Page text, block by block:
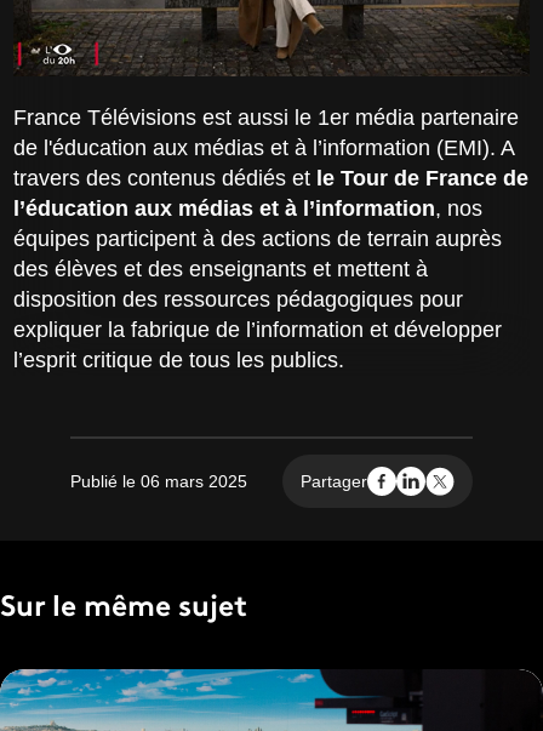
France Télévisions est aussi le 1er média partenaire
de l'éducation aux médias et à l’information (EMI). A
travers des contenus dédiés et le Tour de France de
l’éducation aux médias et à l’information, nos
équipes participent à des actions de terrain auprès
des élèves et des enseignants et mettent à
disposition des ressources pédagogiques pour
expliquer la fabrique de l’information et développer
l’esprit critique de tous les publics.
Publié le 06 mars 2025 Partager
Sur le même sujet